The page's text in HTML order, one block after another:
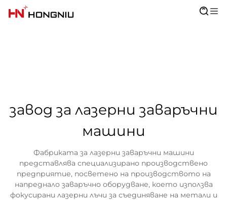
завод за лазерни заваръчни
машини
Фабриката за лазерни заваръчни машини
представлява специализирано производствено
предприятие, посветено на производството на
напреднало заваръчно оборудване, което използва
фокусирани лазерни лъчи за съединяване на метали и